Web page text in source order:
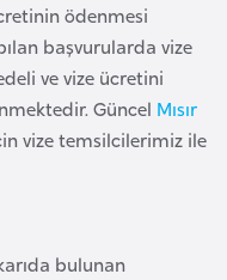
ödenmesi
başvurularda vize
ve vize ücretini
Güncel Mısır
vize temsilcilerimiz ile
bulunan